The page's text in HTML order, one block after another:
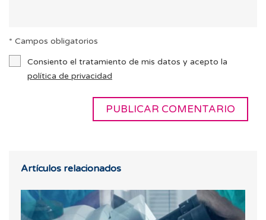
* Campos obligatorios
Consiento el tratamiento de mis datos y acepto la
política de privacidad
Artículos relacionados